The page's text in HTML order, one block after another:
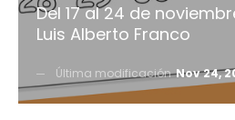
Del 17 al 24 de
Luis Alberto Franco
Última modificaciónNov 24,